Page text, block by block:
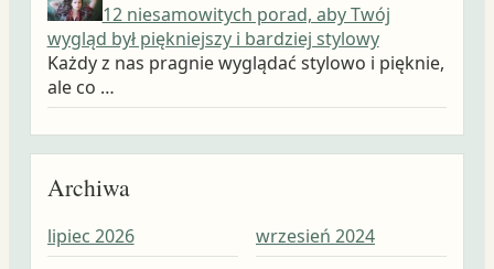
12 niesamowitych porad, aby Twój
wygląd był piękniejszy i bardziej stylowy
Każdy z nas pragnie wyglądać stylowo i pięknie,
ale co …
Archiwa
lipiec 2026
wrzesień 2024